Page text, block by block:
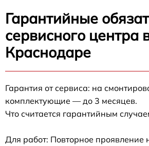
Гарантийные
сервисного центра
Краснодаре
Гарантия от сервиса: на
комплектующие — до 3 месяцев.
Что считается гарантийным
Для работ: Повторное проявление